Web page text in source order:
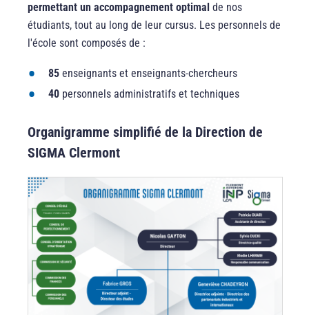
permettant un accompagnement optimal de nos
étudiants, tout au long de leur cursus. Les personnels de
l'école sont composés de :
85 enseignants et enseignants-chercheurs
40 personnels administratifs et techniques
Organigramme simplifié de la Direction de
SIGMA Clermont